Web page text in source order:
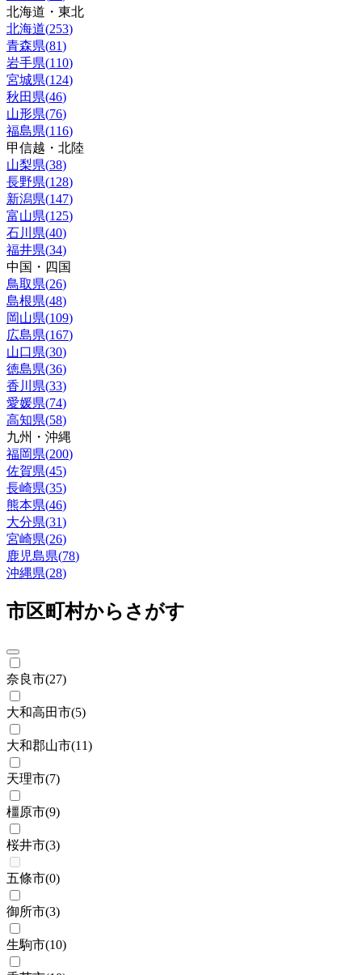
北海道・東北
北海道(253)
青森県(81)
岩手県(110)
宮城県(124)
秋田県(46)
山形県(76)
福島県(116)
甲信越・北陸
山梨県(38)
長野県(128)
新潟県(147)
富山県(125)
石川県(40)
福井県(34)
中国・四国
鳥取県(26)
島根県(48)
岡山県(109)
広島県(167)
山口県(30)
徳島県(36)
香川県(33)
愛媛県(74)
高知県(58)
九州・沖縄
福岡県(200)
佐賀県(45)
長崎県(35)
熊本県(46)
大分県(31)
宮崎県(26)
鹿児島県(78)
沖縄県(28)
市区町村からさがす
奈良市(27)
大和高田市(5)
大和郡山市(11)
天理市(7)
橿原市(9)
桜井市(3)
五條市(0)
御所市(3)
生駒市(10)